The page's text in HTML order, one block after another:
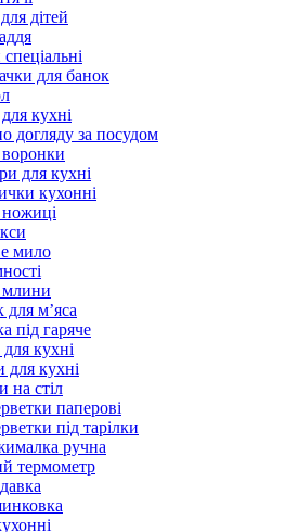
дітей
для банок
кухні
догляду за посудом
для кухні
кухонні
мило
млини
м’яса
під гаряче
кухні
для кухні
на стіл
паперові
під тарілки
ручна
термометр